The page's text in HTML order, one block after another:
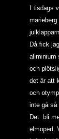
I tisdags
Då fick
aliminium
och
det är att
och
inte gå så
Det  bli
elmoped.